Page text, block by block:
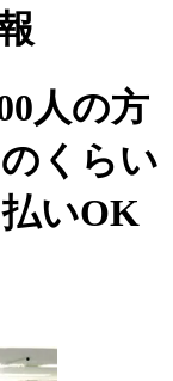
人の方
くらい
いOK